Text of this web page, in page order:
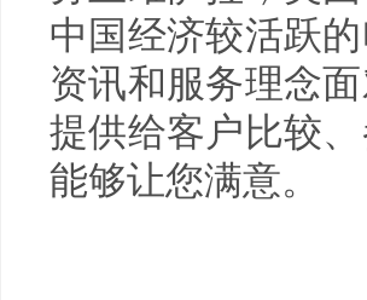
中国经济较活跃
资讯和服务理念
提供给客户比较
能够让您满意。